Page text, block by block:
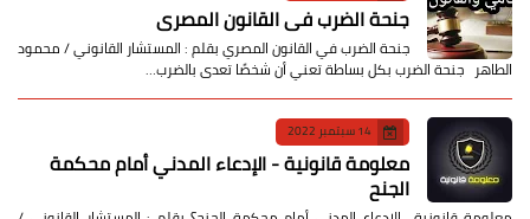
جنحة الضرب في القانون المصري
جنحة الضرب في القانون المصري بقلم : المستشار القانوني / محمود
الطاهر جنحة الضرب بكل بساطة تعني أن شخصًا تعدى بالضرب…
14 سبتمبر 2022
معلومة قانونية - الإدعاء المدني أمام محكمة
الجنح